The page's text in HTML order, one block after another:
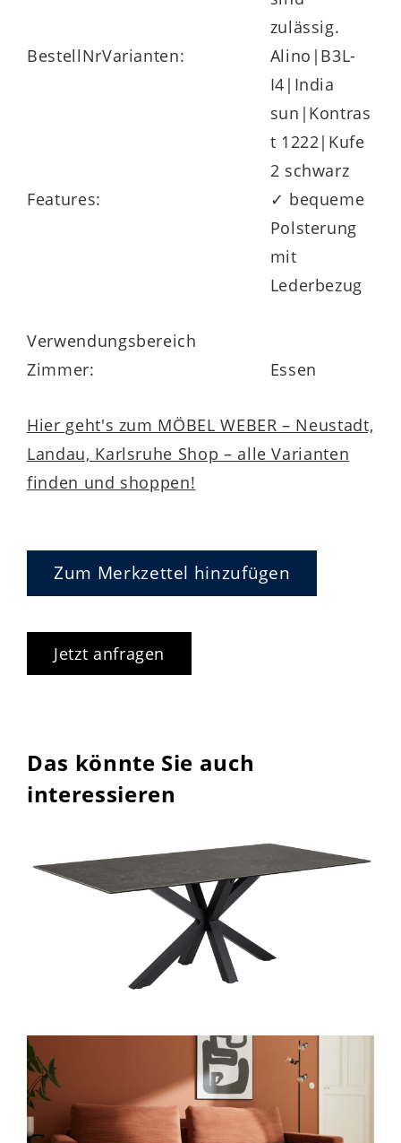
zulässig.
BestellNrVarianten:
Alino|B3L-
I4|India
sun|Kontras
t 1222|Kufe
2 schwarz
Features:
✓ bequeme
Polsterung
mit
Lederbezug
Verwendungsbereich
Zimmer:
Essen
Hier geht's zum MÖBEL WEBER – Neustadt,
Landau, Karlsruhe Shop – alle Varianten
finden und shoppen!
Zum Merkzettel hinzufügen
Jetzt anfragen
Das könnte Sie auch
interessieren